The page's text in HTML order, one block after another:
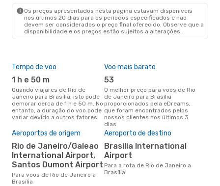
Os preços apresentados nesta página estavam disponíveis
nos últimos 20 dias para os períodos especificados e não
devem ser considerados o preço final oferecido. Observe que a
disponibilidade e os preços estão sujeitos a alterações.
Tempo de voo
1 h e 50 m
Quando viajares de Rio de
Janeiro para Brasília, isto pode
demorar cerca de 1 h e 50 m. No
entanto, a duração do voo pode
variar devido a outros fatores
Voo mais barato
53
O melhor preço para voos de Rio
de Janeiro para Brasília
proporcionados pela eDreams,
que foram encontrados pelos
nossos clientes nos últimos 3
dias
Aeroportos de origem
Rio de Janeiro/Galeao
International Airport,
Santos Dumont Airport
Para voos de Rio de Janeiro a
Brasília
Aeroporto de destino
Brasilia International
Airport
Para a rota de Rio de Janeiro a
Brasília